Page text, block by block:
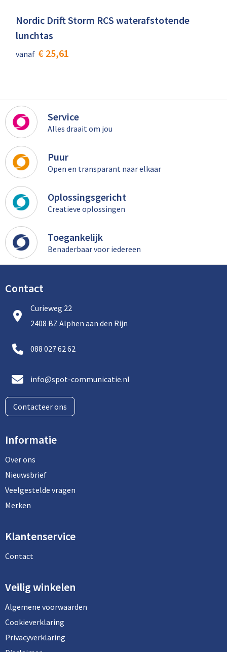
Nordic Drift Storm RCS waterafstotende
lunchtas
vanaf € 25,61
Service
Alles draait om jou
Puur
Open en transparant naar elkaar
Oplossingsgericht
Creatieve oplossingen
Toegankelijk
Benaderbaar voor iedereen
Contact
Curieweg 22
2408 BZ Alphen aan den Rijn
088 027 62 62
info@spot-communicatie.nl
Contacteer ons
Informatie
Over ons
Nieuwsbrief
Veelgestelde vragen
Merken
Klantenservice
Contact
Veilig winkelen
Algemene voorwaarden
Cookieverklaring
Privacyverklaring